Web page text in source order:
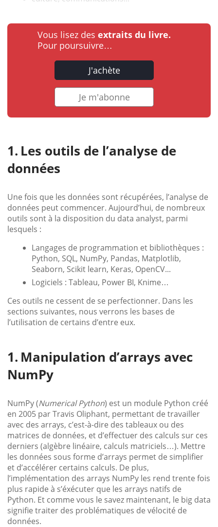
Vous lisez des extraits du livre.
Pour poursuivre…
J'achète
Je m'abonne
Les outils de l’analyse de
données
Une fois que les données sont récupérées, l’analyse de
données peut commencer. Aujourd’hui, de nombreux
outils sont à la disposition du data analyst, parmi
lesquels :
Langages de programmation et bibliothèques :
Python, SQL, NumPy, Pandas, Matplotlib,
Seaborn, Scikit learn, Keras, OpenCV...
Logiciels : Tableau, Power BI, Knime…
Ces outils ne cessent de se perfectionner. Dans les
sections suivantes, nous verrons les bases de
l’utilisation de certains d’entre eux.
Manipulation d’arrays avec
NumPy
NumPy (Numerical Python) est un module Python créé
en 2005 par Travis Oliphant, permettant de travailler
avec des arrays, c’est-à-dire des tableaux ou des
matrices de données, et d’effectuer des calculs sur ces
derniers (algèbre linéaire, calculs matriciels…). Mettre
les données sous forme d’arrays permet de simplifier
et d’accélérer certains calculs. De plus,
l’implémentation des arrays NumPy les rend trente fois
plus rapide à s’éxécuter que les arrays natifs de
Python. Et comme vous le savez maintenant, le big data
signifie traiter des problématiques de vélocité de
données.